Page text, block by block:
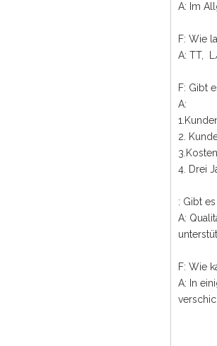
A: Im
F: Wie
A: TT,
F: Gibt
A:
2.
4. Drei
: Gibt
A:
F: Wie
A: In